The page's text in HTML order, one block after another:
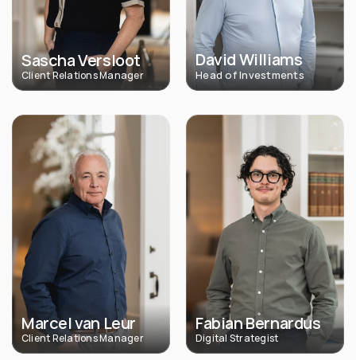
Sascha Versloot
Client Relations Manager
David Williams
Head of Investments
Marcel van Leur
Client Relations Manager
Fabian Bernardus
Digital Strategist